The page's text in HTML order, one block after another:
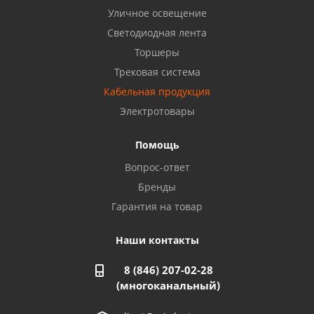
Балаково, ул. Комарова, 55
Октябрьский, ул. Свердлова, 28
Азнакаево, ул. Булгар, 2. ТЦ "Акчарлак"
Стерлитамак, ул. Вокзальная, 13
Магнитогорск, ул. Труда, 14
Уличное освещение
Светодиодная лента
Торшеры
Трековая система
Кабельная продукция
Электротовары
Помощь
Вопрос-ответ
Бренды
Гарантия на товар
Наши контакты
8 (846) 207-02-28
(многоканальный)